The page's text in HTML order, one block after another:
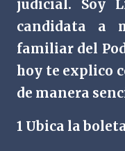
judicial. Soy
candidata a
familiar del
hoy te explico
de manera
1 Ubica la